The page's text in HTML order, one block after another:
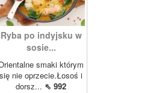
Ryba po indyjsku w
sosie...
smaki którym
się nie oprzecie.Łosoś i
dorsz... ⇖ 992